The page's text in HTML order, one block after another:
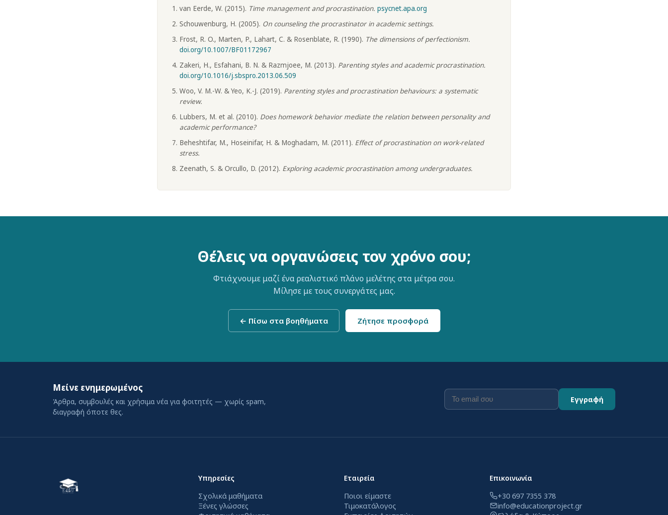
van Eerde, W. (2015). Time management and procrastination. psycnet.apa.org
Schouwenburg, H. (2005). On counseling the procrastinator in academic settings.
Frost, R. O., Marten, P., Lahart, C. & Rosenblate, R. (1990). The dimensions of perfectionism.
doi.org/10.1007/BF01172967
Zakeri, H., Esfahani, B. N. & Razmjoee, M. (2013). Parenting styles and academic procrastination.
doi.org/10.1016/j.sbspro.2013.06.509
Woo, V. M.-W. & Yeo, K.-J. (2019). Parenting styles and procrastination behaviours: a systematic
review.
Lubbers, M. et al. (2010). Does homework behavior mediate the relation between personality and
academic performance?
Beheshtifar, M., Hoseinifar, H. & Moghadam, M. (2011). Effect of procrastination on work-related
stress.
Zeenath, S. & Orcullo, D. (2012). Exploring academic procrastination among undergraduates.
Θέλεις να οργανώσεις τον χρόνο σου;
Φτιάχνουμε μαζί ένα ρεαλιστικό πλάνο μελέτης στα μέτρα σου.
Μίλησε με τους συνεργάτες μας.
← Πίσω στα βοηθήματα Ζήτησε προσφορά
Μείνε ενημερωμένος
Άρθρα, συμβουλές και χρήσιμα νέα για φοιτητές — χωρίς spam,
διαγραφή όποτε θες.
Εγγραφή
Υπηρεσίες
Σχολικά μαθήματα
Ξένες γλώσσες
Εταιρεία
Ποιοι είμαστε
Τιμοκατάλογος
Επικοινωνία
+30 697 7355 378
info@educationproject.gr